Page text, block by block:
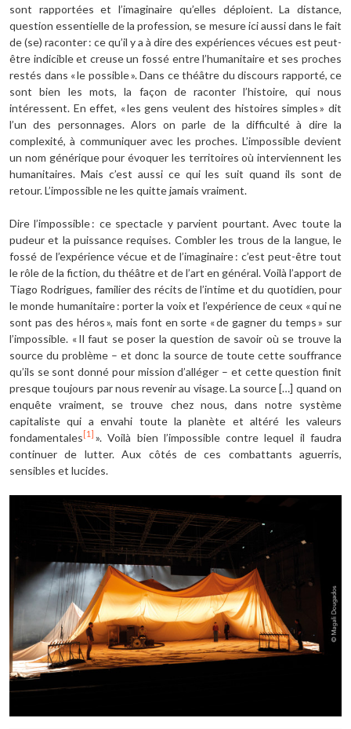
sont rapportées et l’imaginaire qu’elles déploient. La distance,
question essentielle de la profession, se mesure ici aussi dans le fait
de (se) raconter : ce qu’il y a à dire des expériences vécues est peut-
être indicible et creuse un fossé entre l’humanitaire et ses proches
restés dans « le possible ». Dans ce théâtre du discours rapporté, ce
sont bien les mots, la façon de raconter l’histoire, qui nous
intéressent. En effet, « les gens veulent des histoires simples » dit
l’un des personnages. Alors on parle de la difficulté à dire la
complexité, à communiquer avec les proches. L’impossible devient
un nom générique pour évoquer les territoires où interviennent les
humanitaires. Mais c’est aussi ce qui les suit quand ils sont de
retour. L’impossible ne les quitte jamais vraiment.
Dire l’impossible : ce spectacle y parvient pourtant. Avec toute la
pudeur et la puissance requises. Combler les trous de la langue, le
fossé de l’expérience vécue et de l’imaginaire : c’est peut-être tout
le rôle de la fiction, du théâtre et de l’art en général. Voilà l’apport de
Tiago Rodrigues, familier des récits de l’intime et du quotidien, pour
le monde humanitaire : porter la voix et l’expérience de ceux « qui ne
sont pas des héros », mais font en sorte « de gagner du temps » sur
l’impossible. « Il faut se poser la question de savoir où se trouve la
source du problème – et donc la source de toute cette souffrance
qu’ils se sont donné pour mission d’alléger – et cette question finit
presque toujours par nous revenir au visage. La source […] quand on
enquête vraiment, se trouve chez nous, dans notre système
capitaliste qui a envahi toute la planète et altéré les valeurs
fondamentales [1]
». Voilà bien l’impossible contre lequel il faudra
continuer de lutter. Aux côtés de ces combattants aguerris,
sensibles et lucides.